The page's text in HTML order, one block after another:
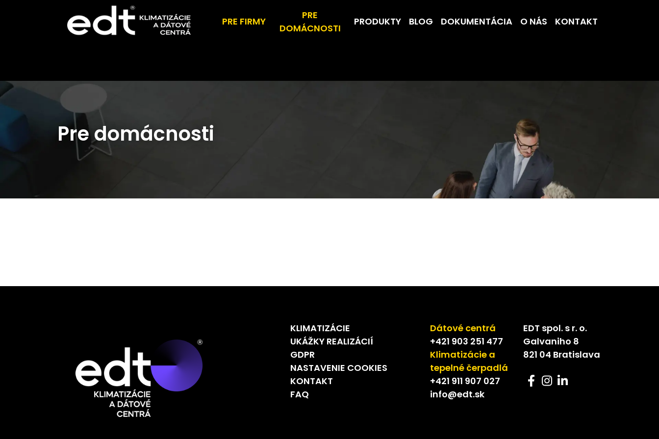
PRE FIRMY
PRE
DOMÁCNOSTI
PRODUKTY BLOG DOKUMENTÁCIA O NÁS KONTAKT
Pre domácnosti
KLIMATIZÁCIE
UKÁŽKY REALIZÁCIÍ
GDPR
NASTAVENIE COOKIES
KONTAKT
FAQ
Dátové centrá
+421 903 251 477
Klimatizácie a
tepelné čerpadlá
+421 911 907 027
info@edt.sk
EDT spol. s r. o.
Galvaniho 8
821 04 Bratislava